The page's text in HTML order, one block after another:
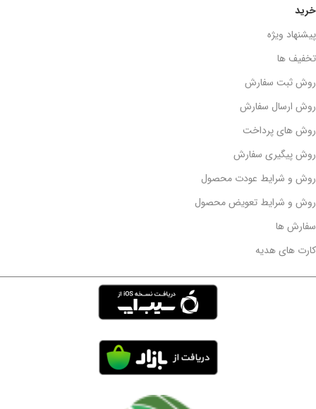
خرید
پیشنهاد ویژه
تخفیف ها
روش ثبت سفارش
روش ارسال سفارش
روش های پرداخت
روش پیگیری سفارش
روش و شرایط عودت محصول
روش و شرایط تعویض محصول
سفارش ها
کارت های هدیه